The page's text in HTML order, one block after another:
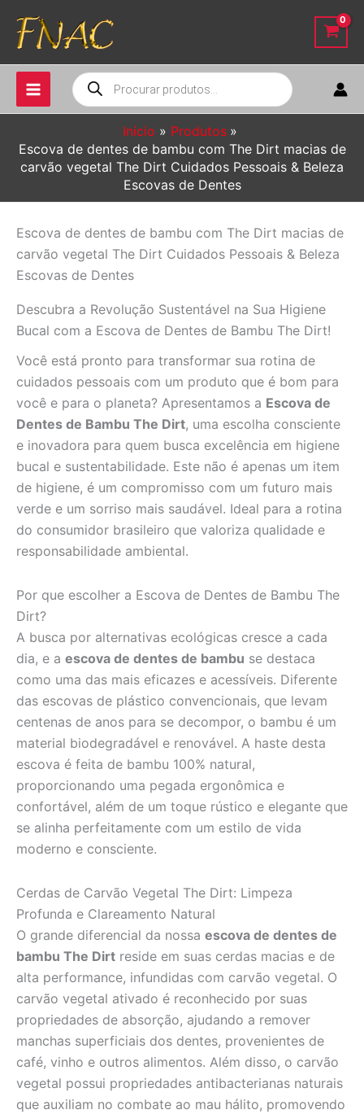
para
conteúdo
Pesquisar
produtos
Início
Produtos
Escova de dentes de bambu com The Dirt macias de
carvão vegetal The Dirt Cuidados Pessoais & Beleza
Escovas de Dentes
Escova de dentes de bambu com The Dirt macias de
carvão vegetal The Dirt Cuidados Pessoais & Beleza
Escovas de Dentes
Descubra a Revolução Sustentável na Sua Higiene
Bucal com a Escova de Dentes de Bambu The Dirt!
Você está pronto para transformar sua rotina de
cuidados pessoais com um produto que é bom para
você e para o planeta? Apresentamos a Escova de
Dentes de Bambu The Dirt, uma escolha consciente
e inovadora para quem busca excelência em higiene
bucal e sustentabilidade. Este não é apenas um item
de higiene, é um compromisso com um futuro mais
verde e um sorriso mais saudável. Ideal para a rotina
do consumidor brasileiro que valoriza qualidade e
responsabilidade ambiental.
Por que escolher a Escova de Dentes de Bambu The
Dirt?
A busca por alternativas ecológicas cresce a cada
dia, e a escova de dentes de bambu se destaca
como uma das mais eficazes e acessíveis. Diferente
das escovas de plástico convencionais, que levam
centenas de anos para se decompor, o bambu é um
material biodegradável e renovável. A haste desta
escova é feita de bambu 100% natural,
proporcionando uma pegada ergonômica e
confortável, além de um toque rústico e elegante que
se alinha perfeitamente com um estilo de vida
moderno e consciente.
Cerdas de Carvão Vegetal The Dirt: Limpeza
Profunda e Clareamento Natural
O grande diferencial da nossa escova de dentes de
bambu The Dirt reside em suas cerdas macias e de
alta performance, infundidas com carvão vegetal. O
carvão vegetal ativado é reconhecido por suas
propriedades de absorção, ajudando a remover
manchas superficiais dos dentes, provenientes de
café, vinho e outros alimentos. Além disso, o carvão
vegetal possui propriedades antibacterianas naturais
que auxiliam no combate ao mau hálito, promovendo